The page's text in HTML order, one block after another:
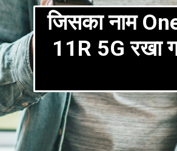
जिसका नाम
11R 5G रखा